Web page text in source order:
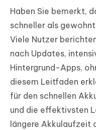
iAnyGo
Haben Sie bemerkt,
schneller als
Viele Nutzer
nach Updates,
Hintergrund-Apps,
diesem Leitfaden
für den schnellen
und die effektivsten
längere Akkulaufzeit